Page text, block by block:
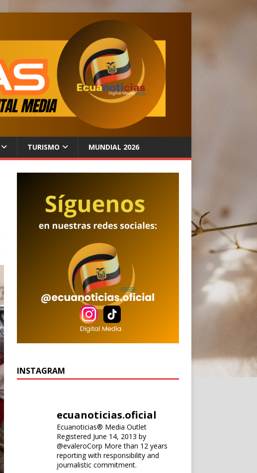
TURISMO MUNDIAL 2026
INSTAGRAM
ecuanoticias.oficial
Ecuanoticias® Media Outlet
Registered June 14, 2013 by
@evaleroCorp More than 12 years
reporting with responsibility and
journalistic commitment.